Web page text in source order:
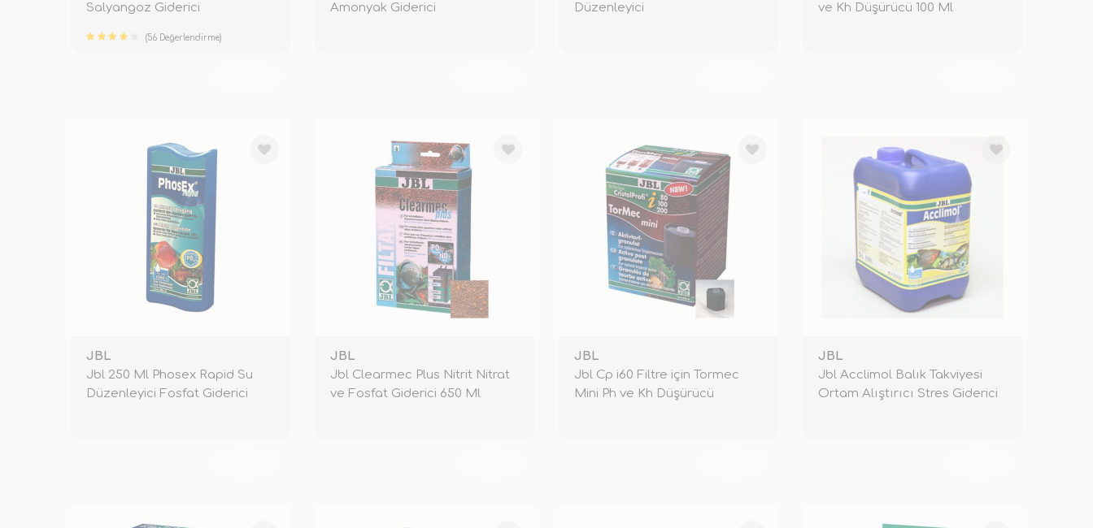
Salyangoz Giderici
(56 Değerlendirme)
Amonyak Giderici
Düzenleyici
ve Kh Düşürücü 100 Ml
JBL
Jbl 250 Ml Phosex Rapid Su
Düzenleyici Fosfat Giderici
JBL
Jbl Clearmec Plus Nitrit Nitrat
ve Fosfat Giderici 650 Ml
JBL
Jbl Cp i60 Filtre için Tormec
Mini Ph ve Kh Düşürücü
JBL
Jbl Acclimol Balık Takviyesi
Ortam Alıştırıcı Stres Giderici